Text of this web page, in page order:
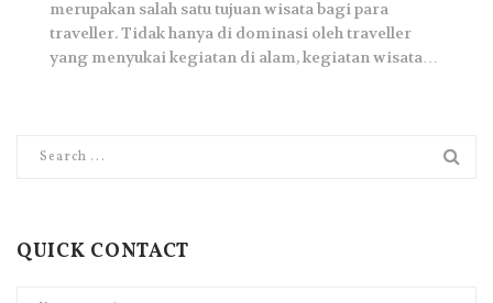
merupakan salah satu tujuan wisata bagi para
traveller. Tidak hanya di dominasi oleh traveller
yang menyukai kegiatan di alam, kegiatan wisata…
QUICK CONTACT